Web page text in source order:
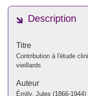
Description
Titre
Contribution à l'étude
vieillards
Auteur
Émily, Jules (1866-1944)